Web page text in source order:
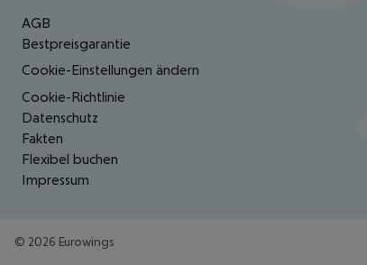
AGB
Bestpreisgarantie
Cookie-Einstellungen ändern
Cookie-Richtlinie
Datenschutz
Fakten
Flexibel buchen
Impressum
© 2026 Eurowings